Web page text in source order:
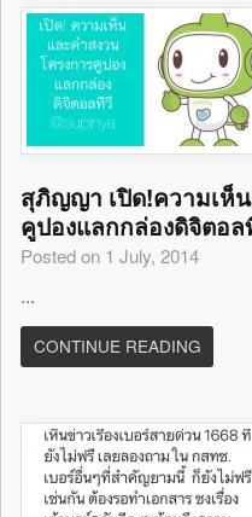
สุภิญญา เปิด!ความเห็
คูปองแลกกล่องดิจิตอล
Posted on 1 July, 2014
...
CONTINUE READING